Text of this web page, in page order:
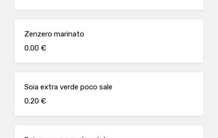
Zenzero marinato
0.00 €
Soia extra verde poco sale
0.20 €